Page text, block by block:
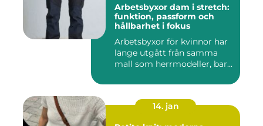
Arbetsbyxor dam i stretch:
funktion, passform och
hållbarhet i fokus
Arbetsbyxor för kvinnor har
länge utgått från samma
mall som herrmodeller, bar...
14. jan